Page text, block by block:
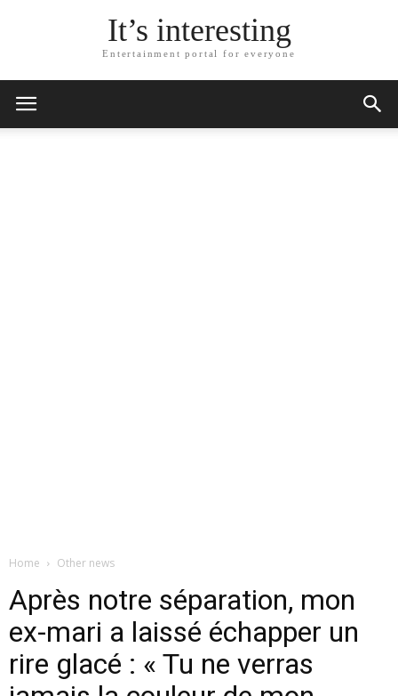
It’s interesting
Entertainment portal for everyone
Home Other news
Après notre séparation, mon
ex-mari a laissé échapper un
rire glacé : « Tu ne verras